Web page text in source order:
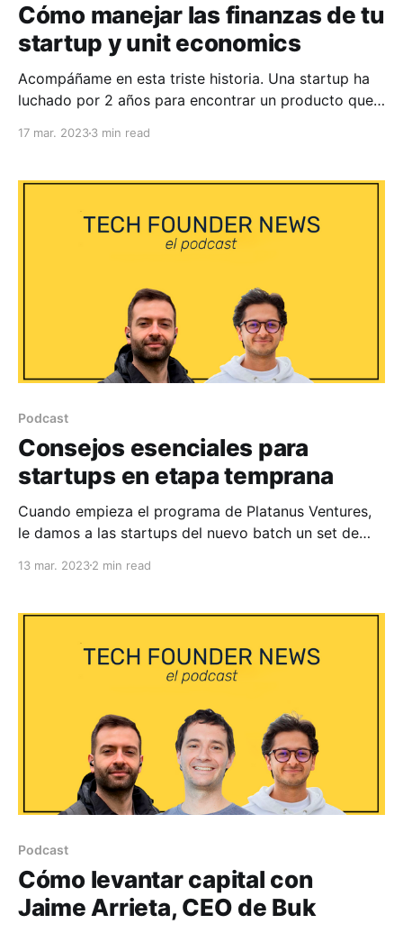
Cómo manejar las finanzas de tu
startup y unit economics
Acompáñame en esta triste historia. Una startup ha
luchado por 2 años para encontrar un producto que
finalmente, con mucho esfuerzo, logran llegar
17 mar. 20233 min read
Podcast
Consejos esenciales para
startups en etapa temprana
Cuando empieza el programa de Platanus Ventures,
le damos a las startups del nuevo batch un set de
de que sus negocios tengan éxito. En este episodio
detallaron cuáles son esos consejos y por qué
13 mar. 20232 min read
Podcast
Cómo levantar capital con
Jaime Arrieta, CEO de Buk